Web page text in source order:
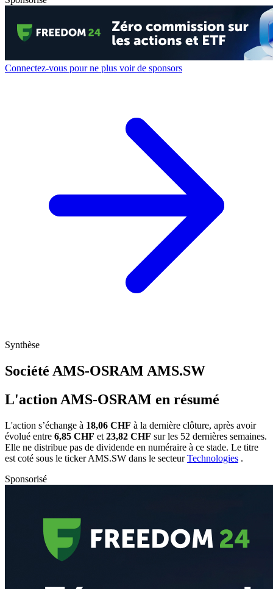
Connectez-vous pour ne plus voir de sponsors
Synthèse
Société AMS-OSRAM AMS.SW
L'action AMS-OSRAM en résumé
L'action s’échange à 18,06 CHF à la dernière clôture, après avoir
évolué entre 6,85 CHF et 23,82 CHF sur les 52 dernières semaines.
Elle ne distribue pas de dividende en numéraire à ce stade. Le titre
est coté sous le tickerAMS.SW dans le secteurTechnologies .
Sponsorisé